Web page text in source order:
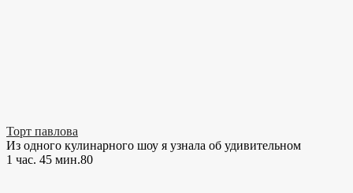
Торт павлова
Из одного кулинарного шоу я узнала об удивительном
1 час. 45 мин.80